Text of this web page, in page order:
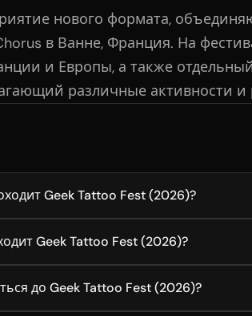
нового формата,
в Ванне, Франция. На
и Европы, а также
различные активности и
Geek Tattoo Fest (2026)?
Geek Tattoo Fest (2026)?
до Geek Tattoo Fest (2026)?